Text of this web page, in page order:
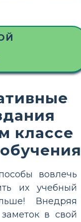
классе
вовлечь
их учебный
Внедряя
в свой